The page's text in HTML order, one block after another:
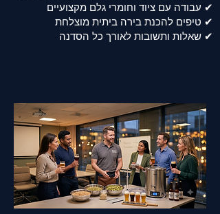
✔ עבודה עם ציוד וחומרי גלם מקצועיים
✔ טיפים להכנת בירה ביתית מוצלחת
✔ שאלות ותשובות לאורך כל הסדנה